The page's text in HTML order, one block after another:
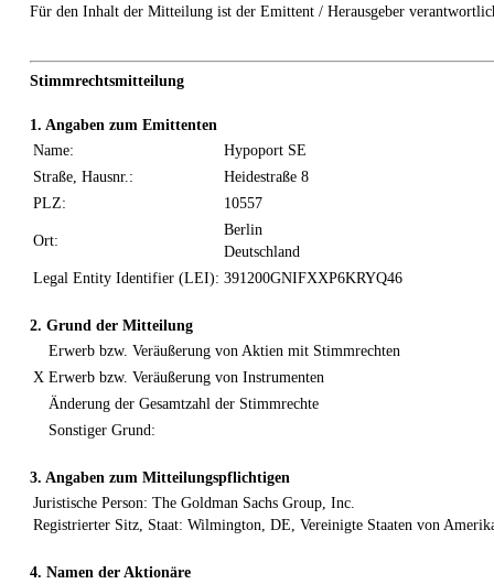
Für den Inhalt der Mitteilung ist der Emittent / Herausgeber
Stimmrechtsmitteilung
1. Angaben zum Emittenten
Name:
Hypoport SE
Straße, Hausnr.:
Heidestraße 8
PLZ:
10557
Ort:
Berlin
Deutschland
Legal Entity Identifier (LEI): 391200GNIFXXP6KRYQ46
2. Grund der Mitteilung
Erwerb bzw. Veräußerung von Aktien mit Stimmrechten
X Erwerb bzw. Veräußerung von Instrumenten
Änderung der Gesamtzahl der Stimmrechte
Sonstiger Grund:
3. Angaben zum Mitteilungspflichtigen
Juristische Person: The Goldman Sachs Group, Inc.
Registrierter Sitz, Staat: Wilmington, DE, Vereinigte Staaten von
4. Namen der Aktionäre